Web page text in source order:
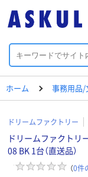
ホーム 事務用品/
ドリームファクトリー
ドリームファクトリ
08 BK 1台（直送品）
（0件